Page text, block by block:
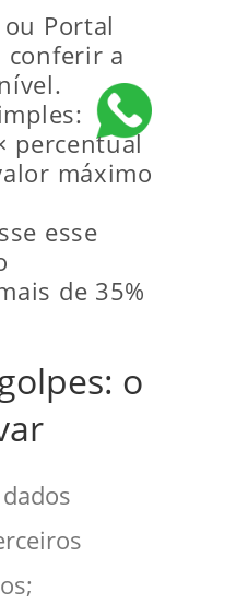
Portal
conferir a
percentual
máximo
esse
de 35%
o